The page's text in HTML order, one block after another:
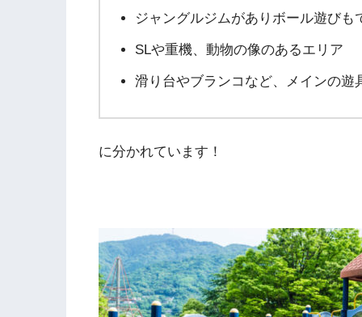
ジャングルジムがありボール遊び
SLや重機、動物の像のあるエリア
滑り台やブランコなど、メインの遊
に分かれています！